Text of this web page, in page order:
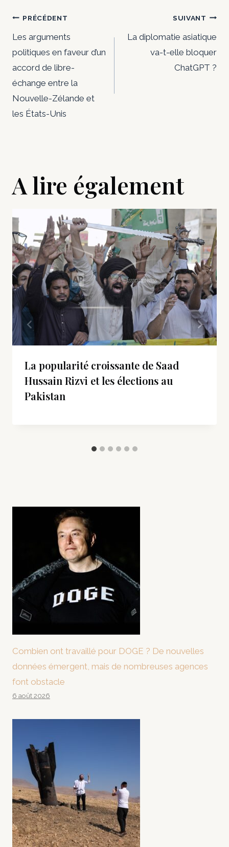
Navigation
de
l’article
PRÉCÉDENT
Les arguments
politiques en faveur d’un
accord de libre-
échange entre la
Nouvelle-Zélande et
les États-Unis
SUIVANT
La diplomatie asiatique
va-t-elle bloquer
ChatGPT ?
A lire également
La popularité croissante de Saad
Hussain Rizvi et les élections au
Pakistan
Combien ont travaillé pour DOGE ? De nouvelles
données émergent, mais de nombreuses agences
font obstacle
6 août 2026